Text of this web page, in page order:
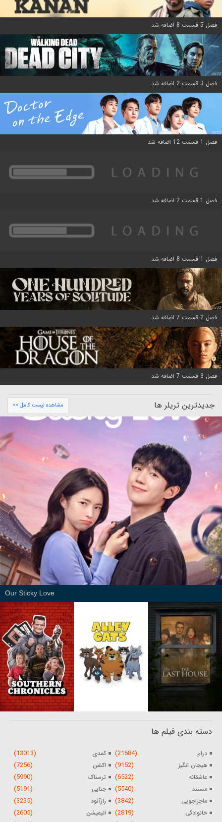
فصل 5 قسمت 8 اضافه شد
فصل 3 قسمت 2 اضافه شد
فصل 1 قسمت 12 اضافه شد
فصل 1 قسمت 2 اضافه شد
فصل 1 قسمت 8 اضافه شد
فصل 2 قسمت 7 اضافه شد
فصل 3 قسمت 7 اضافه شد
جدیدترین تریلر ها مشاهده لیست کامل >>
Our Sticky Love
دسته بندی فیلم ها
درام (21684) کمدی (13013)
هیجان انگیز (9152) اکشن (7256)
عاشقانه (6522) ترسناک (5990)
مستند (5540) جنایی (5191)
ماجراجویی (3842) رازآلود (3235)
خانوادگی (2819) انیمیشن (2605)